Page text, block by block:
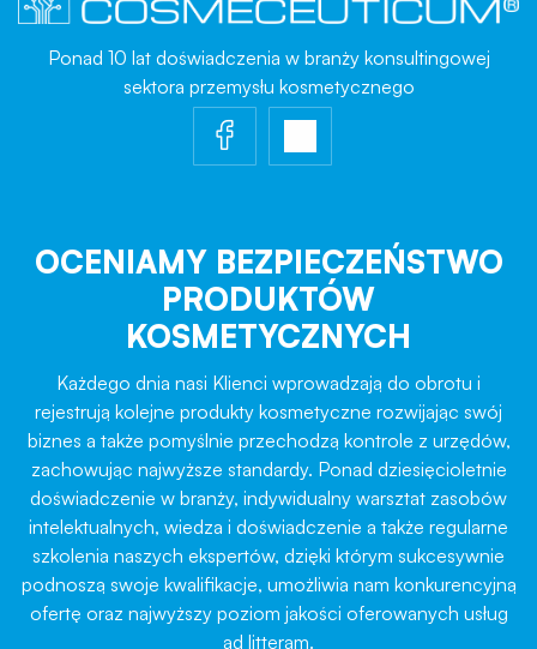
Ponad 10 lat doświadczenia w branży konsultingowej
sektora przemysłu kosmetycznego
OCENIAMY BEZPIECZEŃSTWO
PRODUKTÓW
KOSMETYCZNYCH
Każdego dnia nasi Klienci wprowadzają do obrotu i
rejestrują kolejne produkty kosmetyczne rozwijając swój
biznes a także pomyślnie przechodzą kontrole z urzędów,
zachowując najwyższe standardy. Ponad dziesięcioletnie
doświadczenie w branży, indywidualny warsztat zasobów
intelektualnych, wiedza i doświadczenie a także regularne
szkolenia naszych ekspertów, dzięki którym sukcesywnie
podnoszą swoje kwalifikacje, umożliwia nam konkurencyjną
ofertę oraz najwyższy poziom jakości oferowanych usług
ad litteram.